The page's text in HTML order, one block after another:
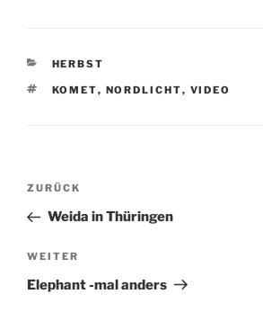
KATEGORIEN
HERBST
SCHLAGWÖRTER
KOMET, NORDLICHT, VIDEO
Beitragsnavigation
Vorheriger
Beitrag
ZURÜCK
Weida in Thüringen
Nächster
Beitrag
WEITER
Elephant -mal anders